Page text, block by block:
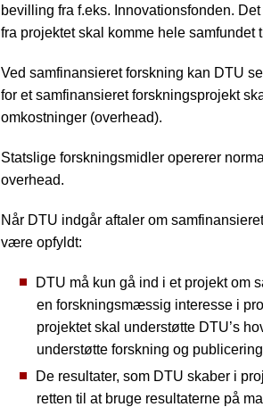
bevilling fra f.eks. Innovationsfonden.
fra projektet skal komme hele samfundet
Ved samfinansieret forskning kan DTU
for et samfinansieret forskningsprojekt
omkostninger (overhead).
Statslige forskningsmidler opererer
overhead.
Når DTU indgår aftaler om
være opfyldt:
DTU må kun gå ind i et projekt om
en forskningsmæssig interesse i
projektet skal understøtte DTU’s
understøtte forskning og
De resultater, som DTU skaber i
retten til at bruge resultaterne på